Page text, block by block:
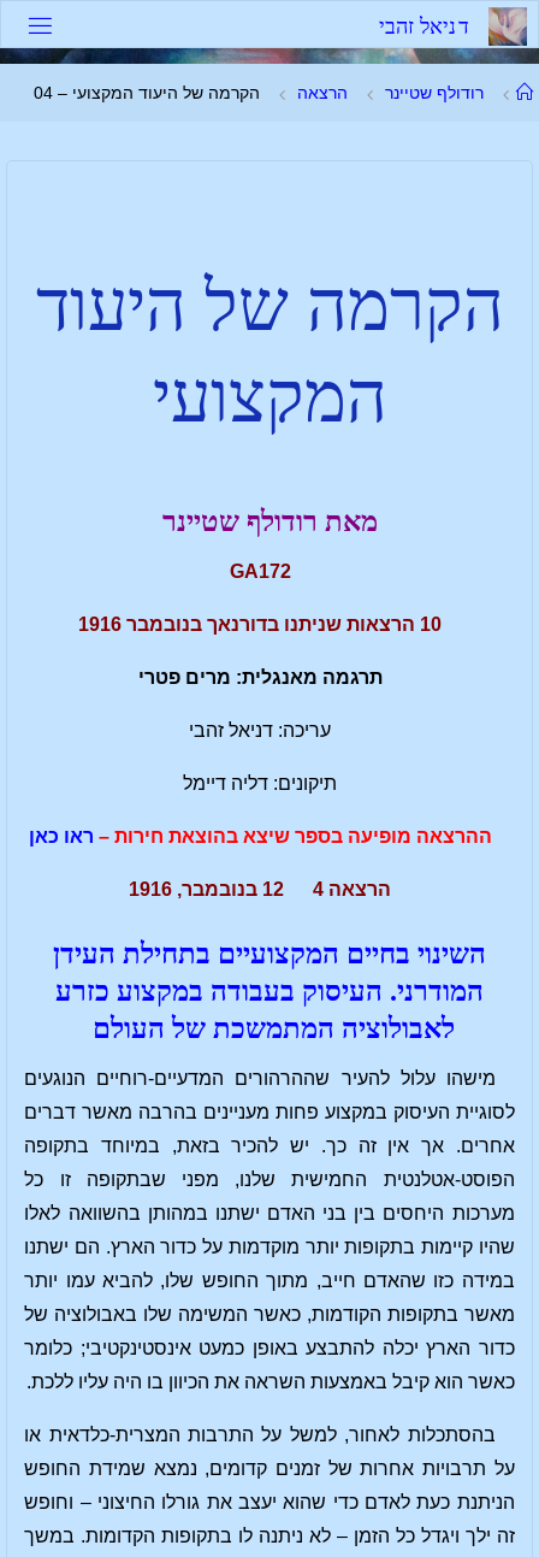
דניאל זהבי
רודולף שטיינר הרצאה הקרמה של היעוד המקצועי – 04
הקרמה של היעוד
המקצועי
מאת רודולף שטיינר
GA172
10 הרצאות שניתנו בדורנאך בנובמבר 1916
תרגמה מאנגלית: מרים פטרי
עריכה: דניאל זהבי
תיקונים: דליה דיימל
ההרצאה מופיעה בספר שיצא בהוצאת חירות – ראו כאן
הרצאה 4 12 בנובמבר, 1916
השינוי בחיים המקצועיים בתחילת העידן
המודרני. העיסוק בעבודה במקצוע כזרע
לאבולוציה המתמשכת של העולם
מישהו עלול להעיר שההרהורים המדעיים-רוחיים הנוגעים
לסוגיית העיסוק במקצוע פחות מעניינים בהרבה מאשר דברים
אחרים. אך אין זה כך. יש להכיר בזאת, במיוחד בתקופה
הפוסט-אטלנטית החמישית שלנו, מפני שבתקופה זו כל
מערכות היחסים בין בני האדם ישתנו במהותן בהשוואה לאלו
שהיו קיימות בתקופות יותר מוקדמות על כדור הארץ. הם ישתנו
במידה כזו שהאדם חייב, מתוך החופש שלו, להביא עמו יותר
מאשר בתקופות הקודמות, כאשר המשימה שלו באבולוציה של
כדור הארץ יכלה להתבצע באופן כמעט אינסטינקטיבי; כלומר
כאשר הוא קיבל באמצעות השראה את הכיוון בו היה עליו ללכת.
בהסתכלות לאחור, למשל על התרבות המצרית-כלדאית או
על תרבויות אחרות של זמנים קדומים, נמצא שמידת החופש
הניתנת כעת לאדם כדי שהוא יעצב את גורלו החיצוני – וחופש
זה ילך ויגדל כל הזמן – לא ניתנה לו בתקופות הקדומות. במשך